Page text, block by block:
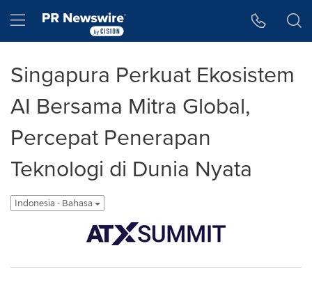
Hamburger menu
Singapura Perkuat Ekosistem
AI Bersama Mitra Global,
Percepat Penerapan
Teknologi di Dunia Nyata
Indonesia - Bahasa